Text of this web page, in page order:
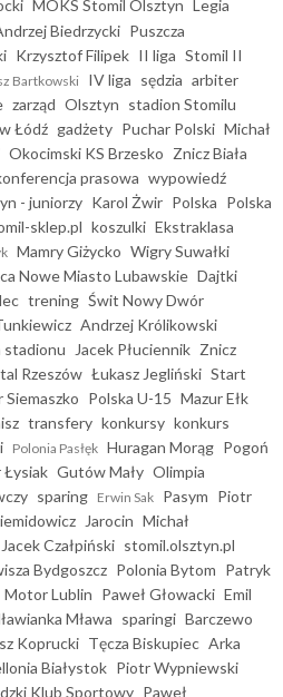
MOKS Stomil Olsztyn Legia
Biedrzycki Puszcza
Krzysztof Filipek II liga Stomil II
Bartkowski IV liga sędzia arbiter
zarząd Olsztyn stadion Stomilu
Łódź gadżety Puchar Polski Michał
Okocimski KS Brzesko Znicz Biała
prasowa wypowiedź
- juniorzy Karol Żwir Polska Polska
sklep.pl koszulki Ekstraklasa
Mamry Giżycko Wigry Suwałki
Nowe Miasto Lubawskie Dajtki
trening Świt Nowy Dwór
Andrzej Królikowski
stadionu Jacek Płuciennik Znicz
Rzeszów Łukasz Jegliński Start
Polska U-15 Mazur Ełk
transfery konkursy konkurs
Polonia Pasłęk Huragan Morąg Pogoń
Łysiak Gutów Mały Olimpia
sparing Erwin Sak Pasym Piotr
Jarocin Michał
Jacek Czałpiński stomil.olsztyn.pl
Bydgoszcz Polonia Bytom Patryk
Motor Lublin Paweł Głowacki Emil
Mława sparingi Barczewo
Koprucki Tęcza Biskupiec Arka
Białystok Piotr Wypniewski
Klub Sportowy Paweł